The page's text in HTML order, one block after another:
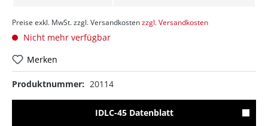
Preise exkl. MwSt. zzgl. Versandkostenzzgl. Versandkosten
Nicht mehr verfügbar
Merken
Produktnummer: 20114
IDLC-45 Datenblatt